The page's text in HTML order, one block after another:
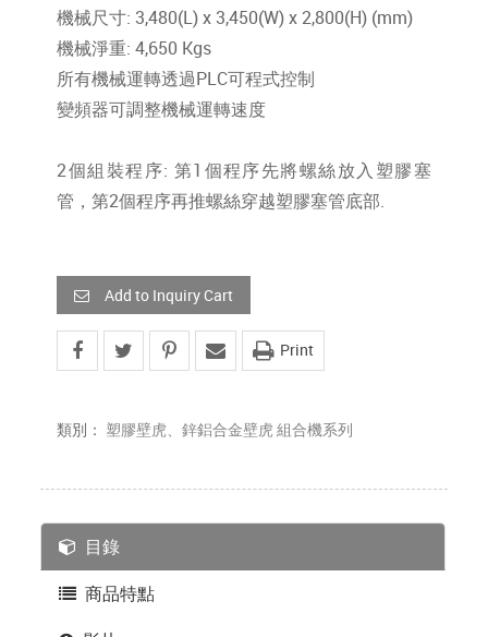
機械尺寸: 3,480(L) x 3,450(W) x 2,800(H) (mm)
機械淨重: 4,650 Kgs
所有機械運轉透過PLC可程式控制
變頻器可調整機械運轉速度
2個組裝程序: 第1個程序先將螺絲放入塑膠塞
管，第2個程序再推螺絲穿越塑膠塞管底部.
Add to Inquiry Cart
Print
類別： 塑膠壁虎、鋅鋁合金壁虎 組合機系列
目錄
商品特點